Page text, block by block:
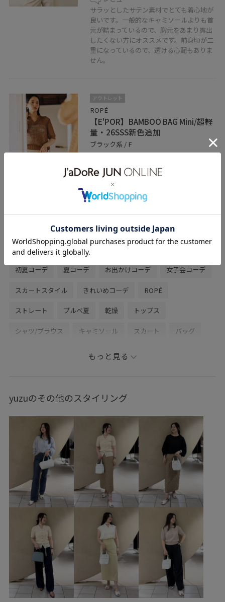
サラッとしたサテン素材でとても着心地が
良いです。一般的なキャミソールよりも首
元が詰まっているので、胸元をあまり露出
したくない方にオススメです。前身頃が二
重になっているので、透ける心配もありま
せん。
アウトレット
ROPÉ
【E'POR】BAMBOO BAG Mini/超軽
量・26SSS新色追加
ブラック系 / F
¥12,705
レビュー
バンブーハンドルがコーデに抜け感を与え
てくれます。コンパクトながら必要なもの
関連タグ
初夏コーデ 夏コーデ お出かけコーデ 女子会コーデ
スカートスタイル きれいめコーデ ROPÉ
ストレート ブルべ夏 乾燥 トップス
シャツ/ブラウス キャミソール スカート バッグ
GGC26110 GGF26020
2WAYで使える BAMBOO_BAG
ROPÉ_オフィスカジュアル ROPÉ_シアートップス
Spring BLOUSE Spring TOPS Vネック きちんと感
きれいめ ウエストがゴム エレガント オーガンジー
オールシーズン カジュアル カットソー
カットソー素材 カーディガン シアー
シアー素材 シルク シンプル
スエード スタイルアップ スタンプラリー対象
スッキリ ストラップ タック
テーパードパンツ トレンド ニット ノースリーブ
もっと見る
yuzuのその他のスタイリング